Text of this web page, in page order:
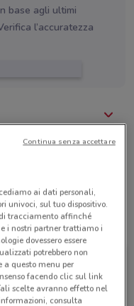
base agli ultimi
l’accuratezza
ai dati personali,
univoci, sul tuo dispositivo.
tracciamento affinché
i nostri partner trattiamo i
dovessero essere
potrebbero non
a questo menu per
facendo clic sul link
scelte avranno effetto nel
consulta
Continua senza accettare